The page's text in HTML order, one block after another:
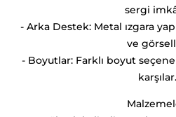
sergi
- Arka Destek: Metal ızgara
ve
- Boyutlar: Farklı boyut
karşılar.